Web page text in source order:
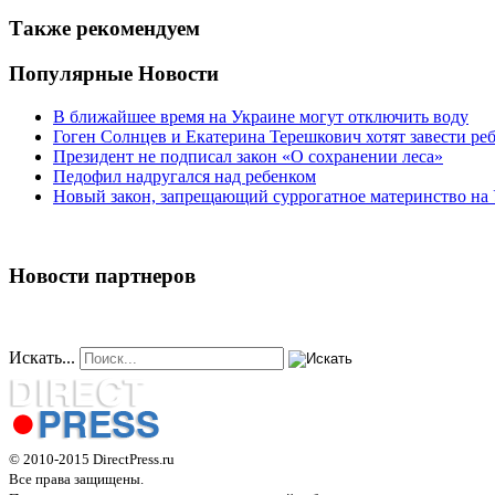
Также рекомендуем
Популярные Новости
В ближайшее время на Украине могут отключить воду
Гоген Солнцев и Екатерина Терешкович хотят завести
Президент не подписал закон «О сохранении леса»
Педофил надругался над ребенком
Новый закон, запрещающий суррогатное материнство на
Новости партнеров
Искать...
© 2010-2015 DirectPress.ru
Все права защищены.